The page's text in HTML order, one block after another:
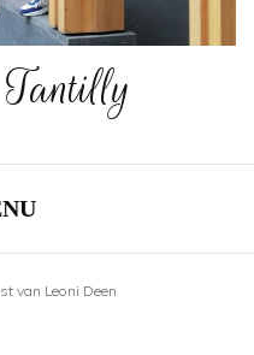
van Leoni Deen